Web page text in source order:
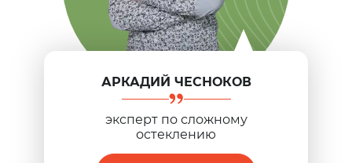
АРКАДИЙ ЧЕСНОКОВ
эксперт по сложному
остеклению